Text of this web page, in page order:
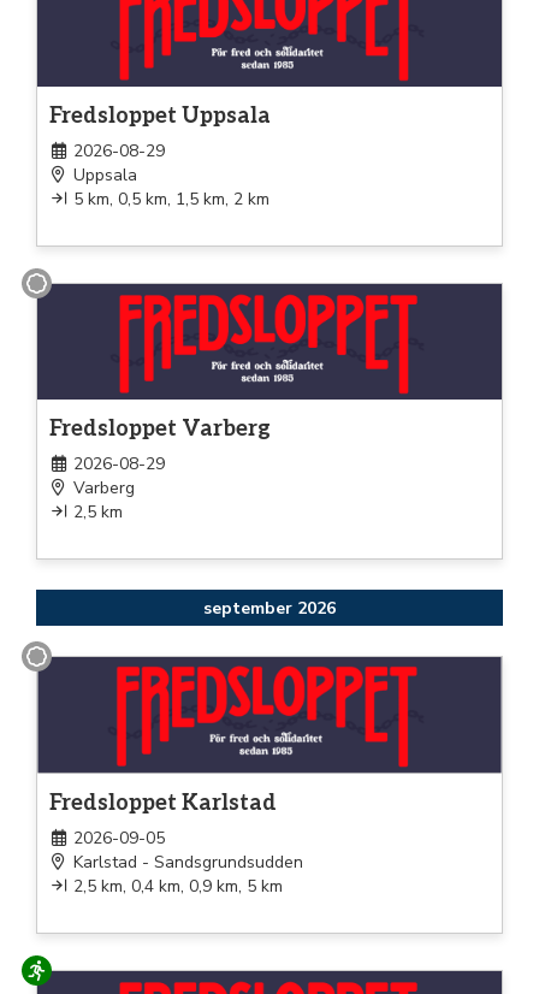
Fredsloppet Uppsala
2026-08-29
Uppsala
5 km, 0,5 km, 1,5 km, 2 km
Promenad
Fredsloppet Varberg
2026-08-29
Varberg
2,5 km
september 2026
Promenad
Fredsloppet Karlstad
2026-09-05
Karlstad - Sandsgrundsudden
2,5 km, 0,4 km, 0,9 km, 5 km
Löpning